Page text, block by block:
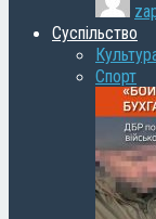
Суспільство
Спорт